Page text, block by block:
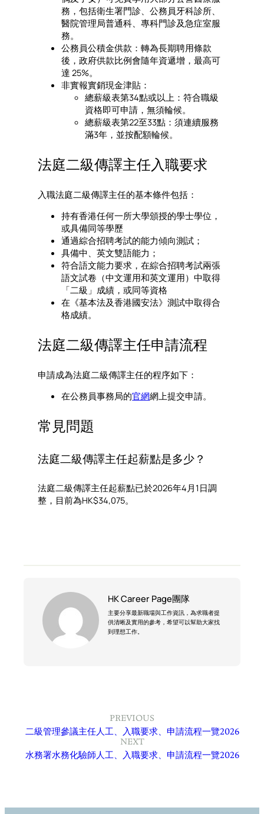
務，包括衛生署門診、公務員牙科診所、
醫院管理局普通科、專科門診及急症室服
務。
公務員公積金供款：轉為長期聘用條款
後，政府供款比例會隨年資遞增，最高可
達 25%。
非實報實銷現金津貼：
總薪級表第34點或以上：符合職級
資格即可申請，無須輪候。
總薪級表第22至33點：須連續服務
滿3年，並按配額輪候。
法庭二級傳譯主任入職要求
入職法庭二級傳譯主任的基本條件包括：
持有香港任何一所大學頒授的學士學位，
或具備同等學歷
通過綜合招聘考試的能力傾向測試；
具備中、英文雙語能力；
符合語文能力要求，在綜合招聘考試兩張
語文試卷（中文運用和英文運用）中取得
「二級」成績，或同等資格
在《基本法及香港國安法》測試中取得合
格成績。
法庭二級傳譯主任申請流程
申請成為法庭二級傳譯主任的程序如下：
在公務員事務局的官網網上提交申請。
常見問題
法庭二級傳譯主任起薪點是多少？
法庭二級傳譯主任起薪點已於2026年4月1日調
整，目前為HK$34,075。
HK Career Page團隊
主要分享最新職場與工作資訊，為求職者提
供清晰及實用的參考，希望可以幫助大家找
到理想工作。
PREVIOUS
二級管理參議主任人工、入職要求、申請流程一覽2026
NEXT
水務署水務化驗師人工、入職要求、申請流程一覽2026